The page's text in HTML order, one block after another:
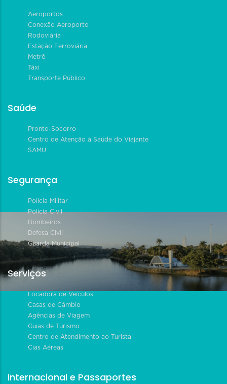
Aeroportos
Conexão Aeroporto
Rodoviária
Estação Ferroviária
Metrô
Táxi
Transporte Público
Saúde
Pronto-Socorro
Centro de Atenção à Saúde do Viajante
SAMU
Segurança
Polícia Militar
Polícia Civil
Bombeiros
Defesa Civil
Guarda Municipal
Serviços
Locadora de Veículos
Casas de Câmbio
Agências de Viagem
Guias de Turismo
Centro de Atendimento ao Turista
Cias Aéreas
Internacional e Passaportes